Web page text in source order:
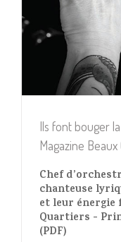
Ils font bouger
Magazine
Chef
chanteuse
et leur
Quartiers -
(PDF)